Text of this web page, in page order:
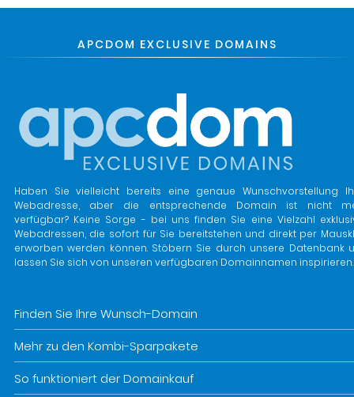
APCDOM EXCLUSIVE DOMAINS
Haben Sie vielleicht bereits eine genaue Wunschvorstellung
Webadresse, aber die entsprechende Domain ist nicht
verfügbar? Keine Sorge - bei uns finden Sie eine Vielzahl
Webadressen, die sofort für Sie bereitstehen und direkt per
erworben werden können. Stöbern Sie durch unsere Datenbank
lassen Sie sich von unseren verfügbaren Domainnamen inspirieren.
Finden Sie Ihre Wunsch-Domain
Mehr zu den Kombi-Sparpakete
So funktioniert der Domainkauf